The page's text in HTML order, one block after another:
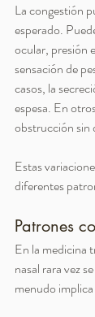
La congestión
esperado.
ocular, presión
sensación de
casos, la
espesa. En
obstrucción sin
Estas
diferentes
Patrones
En la medicina
nasal rara vez
menudo